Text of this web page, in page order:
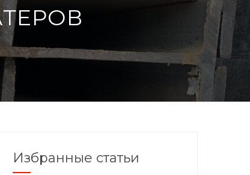
Избранные статьи